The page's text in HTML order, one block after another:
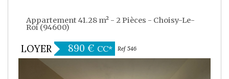
Appartement 41.28 m² - 2 Pièces - Choisy-Le-
Roi (94600)
LOYER 890 € CC* Ref 546
Exclusivité